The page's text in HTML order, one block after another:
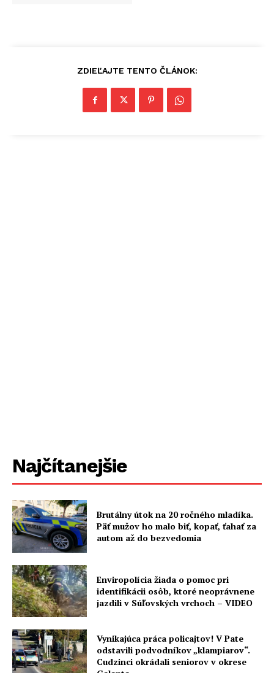
ZDIEĽAJTE TENTO ČLÁNOK:
Najčítanejšie
Brutálny útok na 20 ročného mladíka.
Päť mužov ho malo biť, kopať, ťahať za
autom až do bezvedomia
Enviropolícia žiada o pomoc pri
identifikácii osôb, ktoré neoprávnene
jazdili v Súľovských vrchoch – VIDEO
Vynikajúca práca policajtov! V Pate
odstavili podvodníkov „klampiarov“.
Cudzinci okrádali seniorov v okrese